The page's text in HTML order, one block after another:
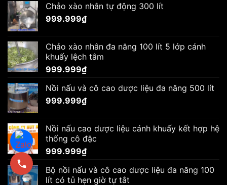
Chảo xào nhân tự động 300 lít
999.999₫
Chảo xào nhân đa năng 100 lít 5 lớp cánh
khuấy lệch tâm
999.999₫
Nồi nấu và cô cao dược liệu đa năng 500 lít
999.999₫
Nồi nấu cao dược liệu cánh khuấy kết hợp hệ
thống cô đặc
999.999₫
Bộ nồi nấu và cô cao dược liệu đa năng 100
lít có tủ hẹn giờ tự tắt